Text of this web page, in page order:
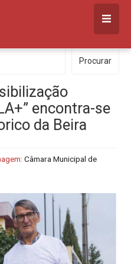
Procurar
encontra-se
da Beira
Câmara Municipal de